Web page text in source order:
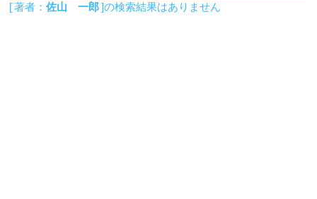
[ 著者：佐山 一郎]の検索結果はありません